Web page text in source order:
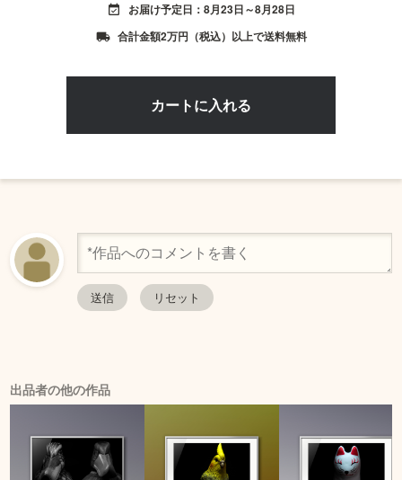
event_available お届け予定日：8月23日～8月28日
local_shipping 合計金額2万円（税込）以上で送料無料
出品者の他の作品